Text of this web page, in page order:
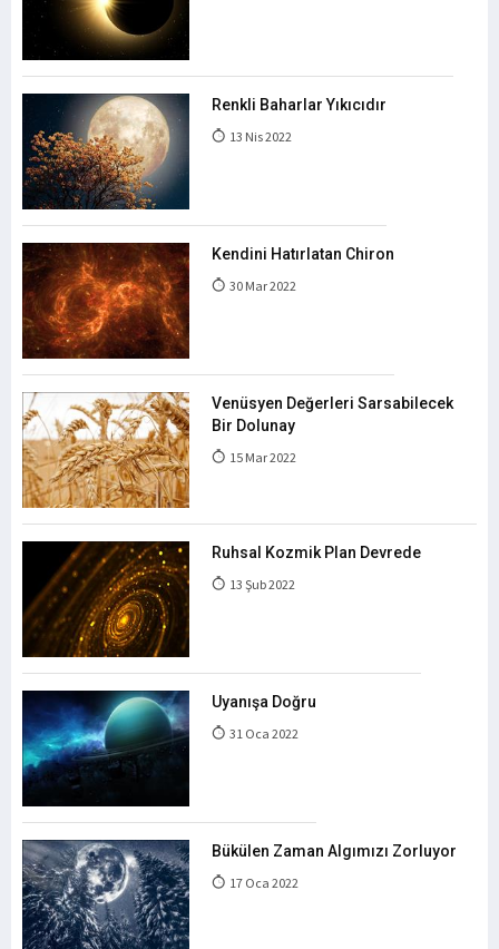
Renkli Baharlar Yıkıcıdır
13 Nis 2022
Kendini Hatırlatan Chiron
30 Mar 2022
Venüsyen Değerleri Sarsabilecek
Bir Dolunay
15 Mar 2022
Ruhsal Kozmik Plan Devrede
13 Şub 2022
Uyanışa Doğru
31 Oca 2022
Bükülen Zaman Algımızı Zorluyor
17 Oca 2022